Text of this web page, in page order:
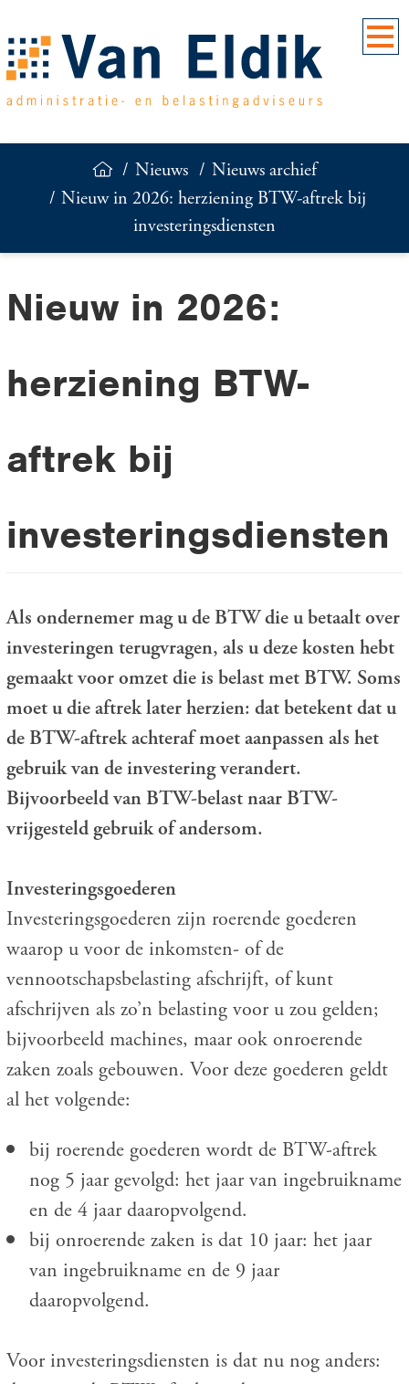
Nieuws
Nieuws archief
Nieuw in 2026: herziening BTW-aftrek bij
investeringsdiensten
Nieuw in 2026:
herziening BTW-
aftrek bij
investeringsdiensten
Als ondernemer mag u de BTW die u betaalt over
investeringen terugvragen, als u deze kosten hebt
gemaakt voor omzet die is belast met BTW. Soms
moet u die aftrek later herzien: dat betekent dat u
de BTW-aftrek achteraf moet aanpassen als het
gebruik van de investering verandert.
Bijvoorbeeld van BTW-belast naar BTW-
vrijgesteld gebruik of andersom.
Investeringsgoederen
Investeringsgoederen zijn roerende goederen
waarop u voor de inkomsten- of de
vennootschapsbelasting afschrijft, of kunt
afschrijven als zo’n belasting voor u zou gelden;
bijvoorbeeld machines, maar ook onroerende
zaken zoals gebouwen. Voor deze goederen geldt
al het volgende:
bij roerende goederen wordt de BTW-aftrek
nog 5 jaar gevolgd: het jaar van ingebruikname
en de 4 jaar daaropvolgend.
bij onroerende zaken is dat 10 jaar: het jaar
van ingebruikname en de 9 jaar
daaropvolgend.
Voor investeringsdiensten is dat nu nog anders: